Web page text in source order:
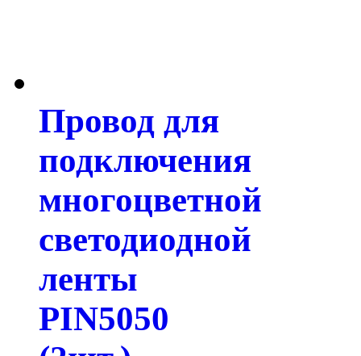
Провод для
подключения
многоцветной
светодиодной
ленты
PIN5050